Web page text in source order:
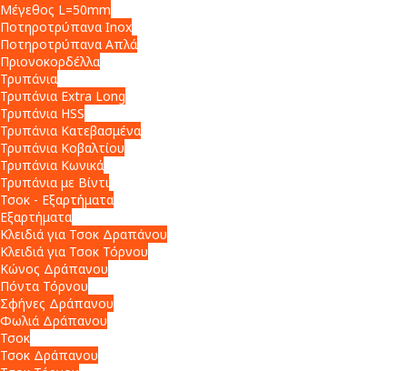
Μέγεθος L=50mm
Ποτηροτρύπανα Inox
Ποτηροτρύπανα Απλά
Πριονοκορδέλλα
Τρυπάνια
Τρυπάνια Extra Long
Τρυπάνια HSS
Τρυπάνια Κατεβασμένα
Τρυπάνια Κοβαλτίου
Τρυπάνια Κωνικά
Τρυπάνια με Βίντι
Τσοκ - Εξαρτήματα
Εξαρτήματα
Κλειδιά για Τσοκ Δραπάνου
Κλειδιά για Τσοκ Τόρνου
Κώνος Δράπανου
Πόντα Τόρνου
Σφήνες Δράπανου
Φωλιά Δράπανου
Τσοκ
Τσοκ Δράπανου